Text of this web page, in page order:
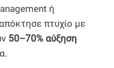
ή
πτυχίο με
50–70% αύξηση